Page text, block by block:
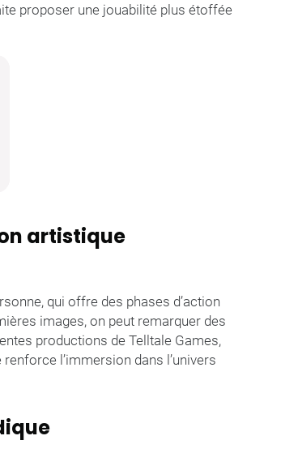
proposer une jouabilité plus étoffée
artistique
qui offre des phases d’action
images, on peut remarquer des
productions de Telltale Games,
l’immersion dans l’univers